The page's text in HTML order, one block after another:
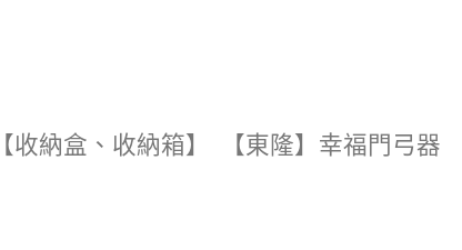
【收納盒、收納箱】 【東隆】幸福門弓器